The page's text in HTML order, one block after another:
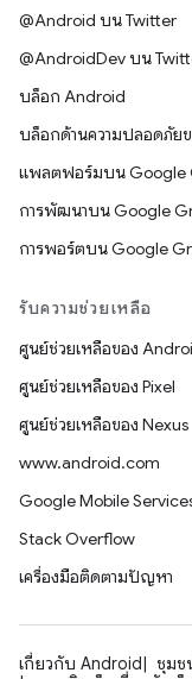
@Android บน Twitter
@AndroidDev บน
บล็อก Android
บล็อกด้านความปลอดภัย
แพลตฟอร์มบน Google
การพัฒนาบน Google
การพอร์ตบน Google
รับความช่วยเหลือ
ศูนย์ช่วยเหลือของ
ศูนย์ช่วยเหลือของ Pixel
ศูนย์ช่วยเหลือของ Nexus
www.android.com
Google Mobile
Stack Overflow
เครื่องมือติดตามปัญหา
เกี่ยวกับ Android ชุมช